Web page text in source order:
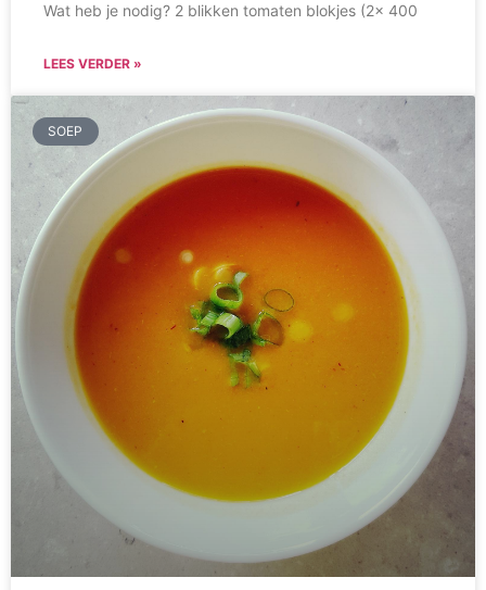
Wat heb je nodig? 2 blikken tomaten blokjes (2x 400
LEES VERDER »
SOEP